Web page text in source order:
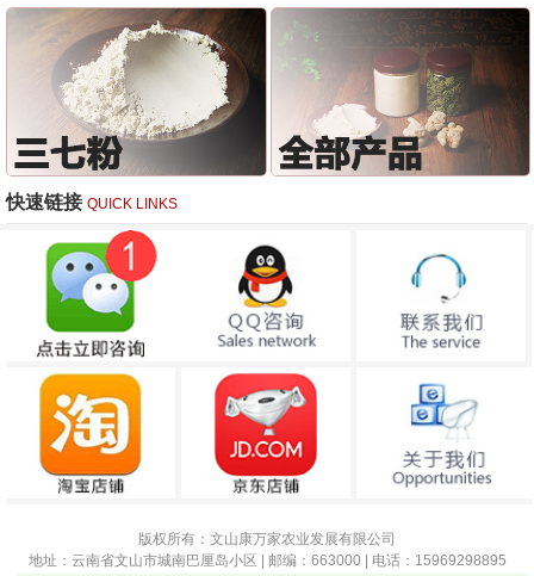
快速链接 QUICK LINKS
版权所有：文山康万家农业发展有限公司
地址：云南省文山市城南巴厘岛小区 | 邮编：663000 | 电话：15969298895